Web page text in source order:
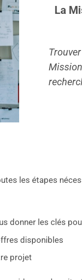
La
les étapes
donner les clés
disponibles
projet